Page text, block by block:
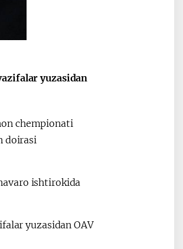
yuzasidan
chempionati
doirasi
ishtirokida
yuzasidan OAV